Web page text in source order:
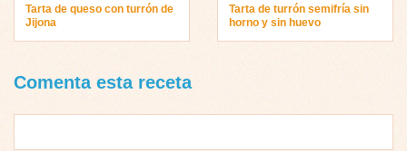
Tarta de queso con turrón de
Jijona
Tarta de turrón semifría sin
horno y sin huevo
Comenta esta receta